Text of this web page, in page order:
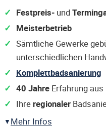
Festpreis- und
Meisterbetrieb
Sämtliche Gewerke
unterschiedlichen
Komplettbadsanierung
40 Jahre Erfahrung
Ihre regionaler
Mehr Infos